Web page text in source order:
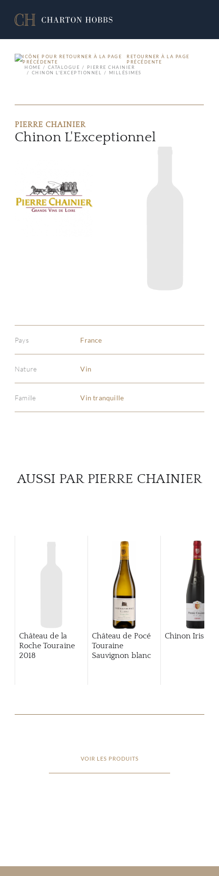
RETOURNER À LA PAGE
PRÉCÉDENTE
HOME
CATALOGUE
PIERRE CHAINIER
CHINON L'EXCEPTIONNEL
MILLÉSIMES
PIERRE CHAINIER
Chinon L'Exceptionnel
Pays France
Nature Vin
Famille Vin tranquille
AUSSI PAR PIERRE CHAINIER
Château de la
Roche Touraine
2018
Château de Pocé
Touraine
Sauvignon blanc
Chinon Iris
VOIR LES PRODUITS